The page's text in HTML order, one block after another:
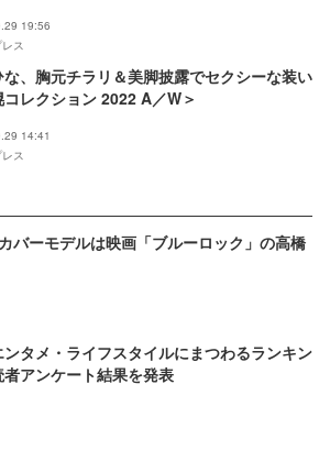
19:56
ス
、胸元チラリ＆美脚披露でセクシーな装い
コレクション 2022 A／W＞
14:41
ス
バーモデルは映画「ブルーロック」の高橋
タメ・ライフスタイルにまつわるランキン
者アンケート結果を発表